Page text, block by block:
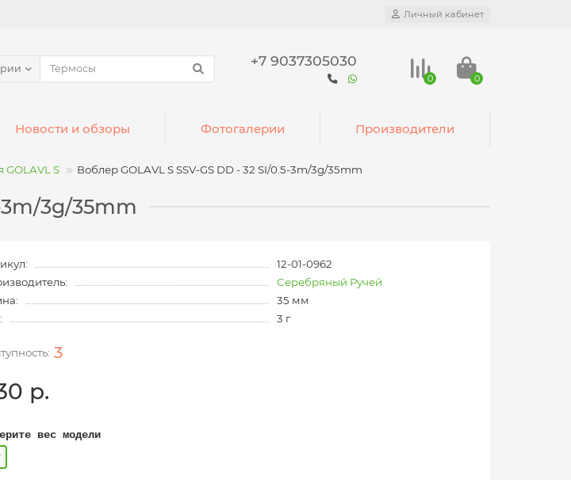
Личный кабинет
+7 9037305030
0 0
Новости и обзоры Фотогалерии Производители
GOLAVL S Воблер GOLAVL S SSV-GS DD - 32 SI/0.5-3m/3g/35mm
3m/3g/35mm
12-01-0962
Серебряный Ручей
35 мм
3 г
3
р.
вес модели